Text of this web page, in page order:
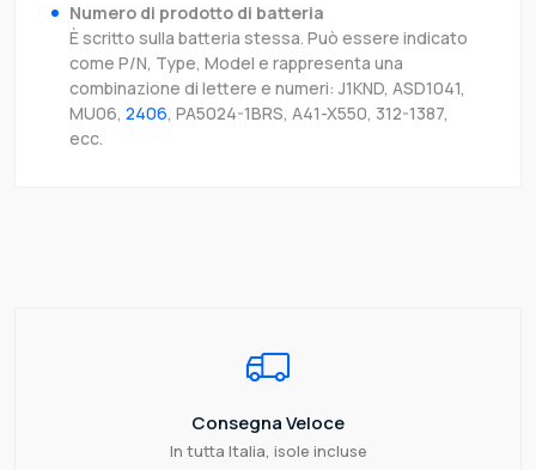
Numero di prodotto di batteria
È scritto sulla batteria stessa. Può essere indicato
come P/N, Type, Model e rappresenta una
combinazione di lettere e numeri: J1KND, ASD1041,
MU06, 2406, PA5024-1BRS, A41-X550, 312-1387,
ecc.
Consegna Veloce
In tutta Italia, isole incluse